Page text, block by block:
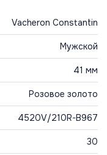
Vacheron Constantin
Мужской
41 мм
Розовое золото
4520V/210R-B967
30